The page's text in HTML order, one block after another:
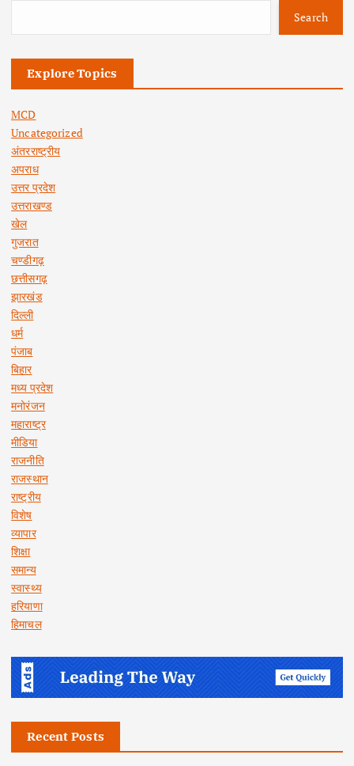
Search
Explore Topics
MCD
Uncategorized
अंतरराष्ट्रीय
अपराध
उत्तर प्रदेश
उत्तराखण्ड
खेल
गुजरात
चण्डीगढ़
छत्तीसगढ़
झारखंड
दिल्ली
धर्म
पंजाब
बिहार
मध्य प्रदेश
मनोरंजन
महाराष्ट्र
मीडिया
राजनीति
राजस्थान
राष्ट्रीय
विशेष
व्यापार
शिक्षा
समान्य
स्वास्थ्य
हरियाणा
हिमाचल
Recent Posts